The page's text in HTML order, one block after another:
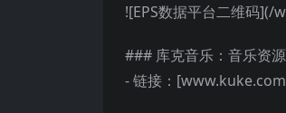
![EPS数据平台二维码
### 库克音乐：音乐资
- 链接：